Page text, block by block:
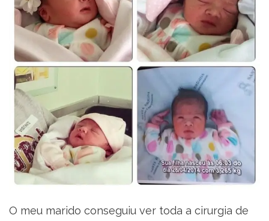
O meu marido conseguiu ver toda a cirurgia de